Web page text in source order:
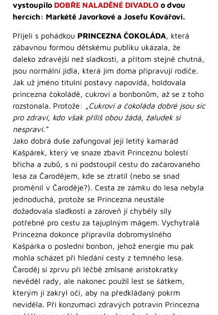
vystoupilo DOBŘE NALADĚNÉ DIVADLO o dvou
hercích: Markétě Javorkové a Josefu Kovářovi.
Přijeli s pohádkou PRINCEZNA ČOKOLÁDA , která
zábavnou formou dětskému publiku ukázala, že
daleko zdravější než sladkosti, a přitom stejně chutná,
jsou normální jídla, která jim doma připravují rodiče.
Jak už jméno titulní postavy napovídá, holdovala
princezna čokoládě, cukroví a bonbonům, až se z toho
rozstonala. Protože:
„Cukroví a čokoláda dobré jsou sic
pro zdraví, kdo však příliš obou žádá, žaludek si
nespraví.“
Jako dobrá duše zafungoval její letitý kamarád
Kašpárek, který ve snaze zbavit Princeznu bolestí
břicha a zubů, s ní podstoupil cestu do začarovaného
lesa za Čarodějem, kde se ztratil (nebo se snad
proměnil v Čaroděje?). Cesta ze zámku do lesa nebyla
jednoduchá, protože se Princezna neustále
dožadovala sladkostí a zároveň jí chyběly síly
potřebné pro cestu za tajuplným mágem. Vychytralá
Princezna dokonce připravila dobromyslného
Kašpárka o poslední bonbon, jehož energie mu pak
mohla scházet při hledání cesty z temného lesa.
Čaroděj si zprvu při léčbě zmlsané aristokratky
nevěděl rady, ale nakonec použil lest se šátkem,
kterým jí zakryl oči, aby na předkládaný pokrm
neviděla. Při konzumaci zdravých potravin Princezna